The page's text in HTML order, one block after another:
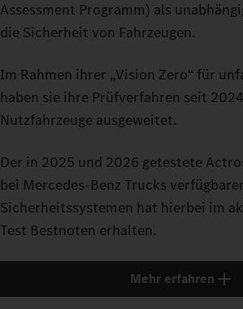
Assessment Programm) als
die Sicherheit von Fahrzeugen.
Im Rahmen ihrer „Vision Zero“ für
haben sie ihre Prüfverfahren seit
Nutzfahrzeuge ausgeweitet.
Der in 2025 und 2026 getestete
bei Mercedes-Benz Trucks
Sicherheitssystemen hat hierbei im
Test Bestnoten erhalten.
Mehr erfahren